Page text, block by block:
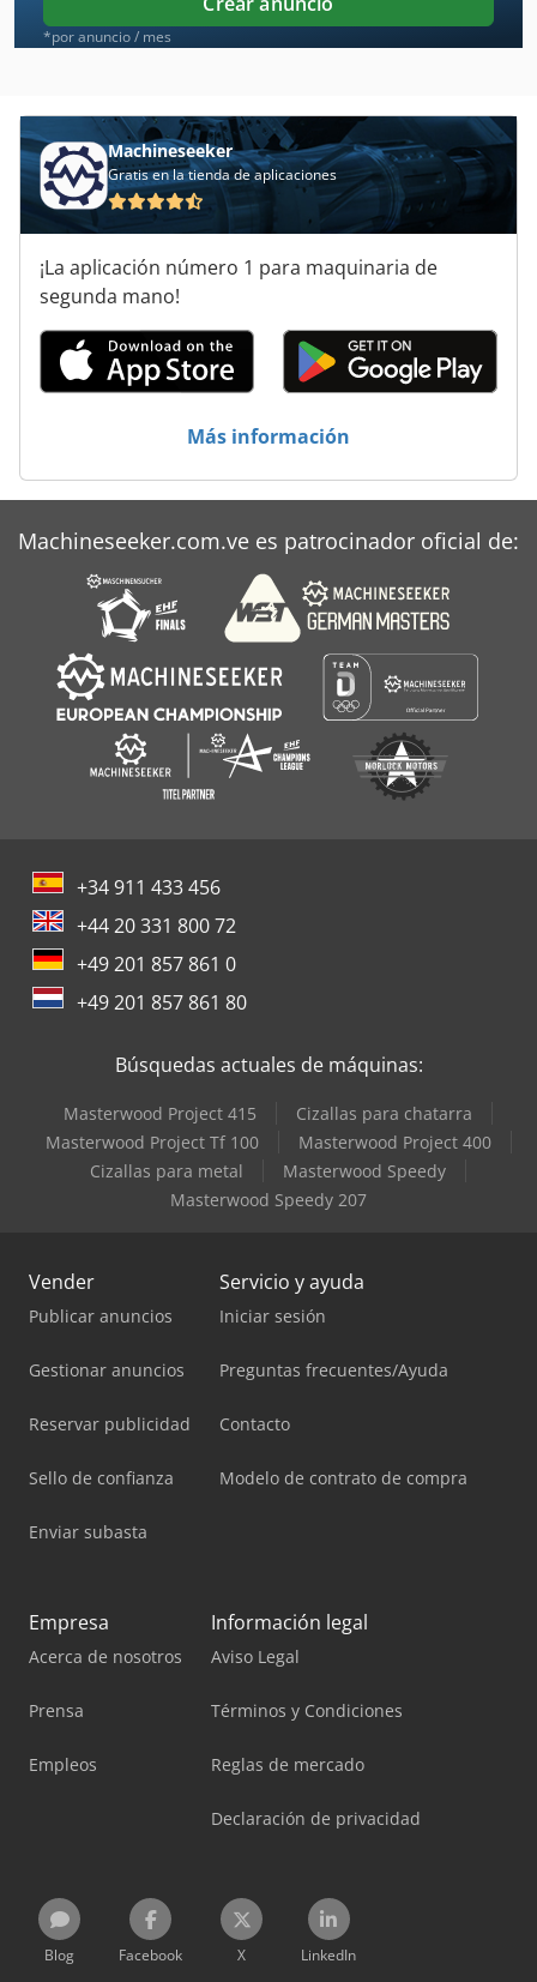
Grinder
Hammel
Herminghausen
Hierro Dreher
Lehmann
Lindner
Maier
Mubea
*por anuncio / mes
Machineseeker
Gratis en la tienda de aplicaciones
¡La aplicación número 1 para maquinaria de
segunda mano!
Más información
Machineseeker.com.ve es patrocinador oficial de:
+34 911 433 456
+44 20 331 800 72
+49 201 857 861 0
+49 201 857 861 80
Búsquedas actuales de máquinas:
Masterwood Project 415
Cizallas para chatarra
Masterwood Project Tf 100
Masterwood Project 400
Cizallas para metal
Masterwood Speedy
Masterwood Speedy 207
Vender
Publicar anuncios
Gestionar anuncios
Reservar publicidad
Sello de confianza
Enviar subasta
Servicio y ayuda
Iniciar sesión
Preguntas frecuentes/Ayuda
Contacto
Modelo de contrato de compra
Empresa
Acerca de nosotros
Prensa
Empleos
Información legal
Aviso Legal
Términos y Condiciones
Reglas de mercado
Declaración de privacidad
Blog Facebook X LinkedIn